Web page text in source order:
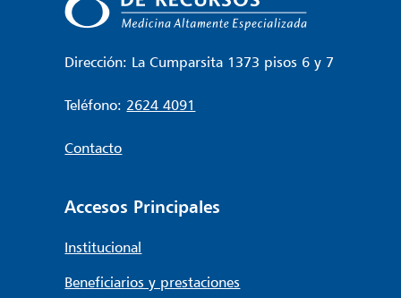
Dirección: La Cumparsita 1373 pisos 6 y 7
Teléfono: 2624 4091
Contacto
Accesos Principales
Institucional
Beneficiarios y prestaciones